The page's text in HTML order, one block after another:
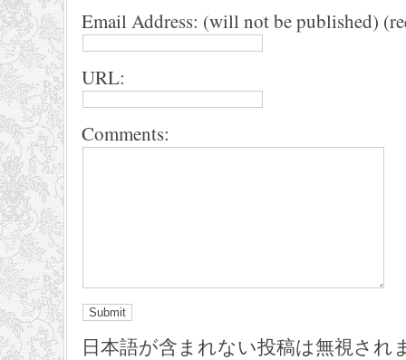
Email Address: (will not be published)
URL:
Comments:
日本語が含まれない投稿は無視され